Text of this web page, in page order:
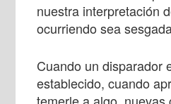
nuestra interpretación
ocurriendo sea
Cuando un disparador
establecido, cuando